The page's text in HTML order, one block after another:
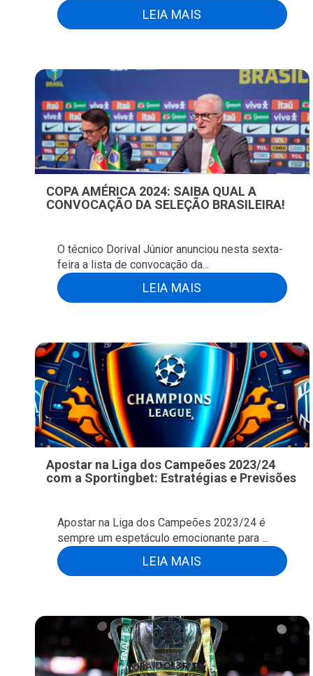
LEIA MAIS
COPA AMÉRICA 2024: SAIBA QUAL A
CONVOCAÇÃO DA SELEÇÃO BRASILEIRA!
O técnico Dorival Júnior anunciou nesta sexta-
feira a lista de convocação da...
LEIA MAIS
Apostar na Liga dos Campeões 2023/24
com a Sportingbet: Estratégias e Previsões
Apostar na Liga dos Campeões 2023/24 é
sempre um espetáculo emocionante para ...
LEIA MAIS